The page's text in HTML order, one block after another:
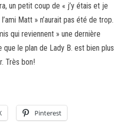
un petit coup de « j’y étais et je
Matt » n’aurait pas été de trop.
qui reviennent » une dernière
que le plan de Lady B. est bien plus
Très bon!
Pinterest